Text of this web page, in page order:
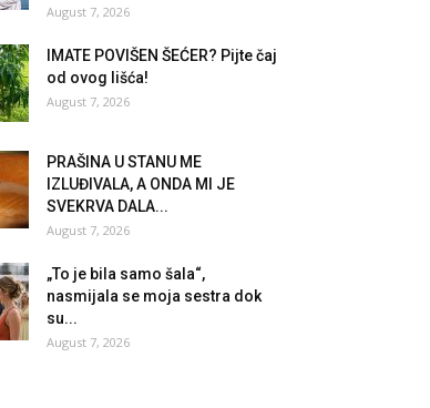
August 7, 2026
IMATE POVIŠEN ŠEĆER? Pijte čaj
od ovog lišća!
August 7, 2026
PRAŠINA U STANU ME
IZLUĐIVALA, A ONDA MI JE
SVEKRVA DALA...
August 7, 2026
„To je bila samo šala“,
nasmijala se moja sestra dok
su...
August 7, 2026